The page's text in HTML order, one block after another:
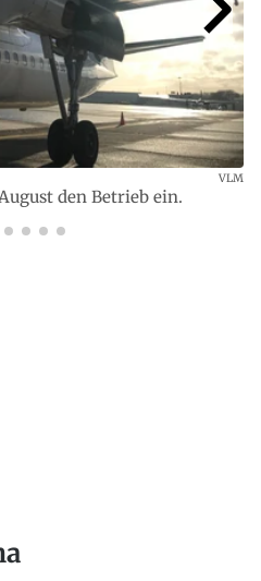
den Betrieb ein.
VLM